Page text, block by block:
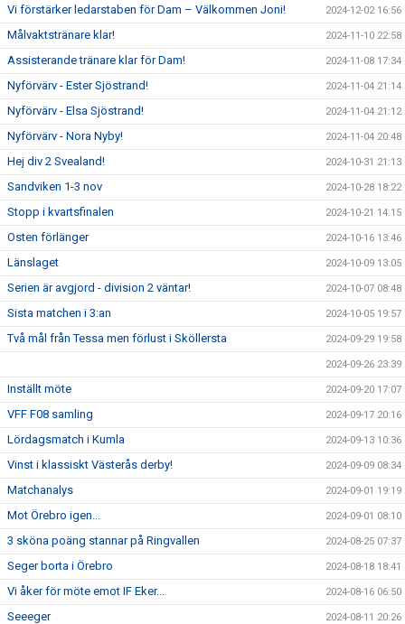
Vi förstärker ledarstaben för Dam – Välkommen Joni! 2024-12-02 16:56
Målvaktstränare klar! 2024-11-10 22:58
Assisterande tränare klar för Dam! 2024-11-08 17:34
Nyförvärv - Ester Sjöstrand! 2024-11-04 21:14
Nyförvärv - Elsa Sjöstrand! 2024-11-04 21:12
Nyförvärv - Nora Nyby! 2024-11-04 20:48
Hej div 2 Svealand! 2024-10-31 21:13
Sandviken 1-3 nov 2024-10-28 18:22
Stopp i kvartsfinalen 2024-10-21 14:15
Osten förlänger 2024-10-16 13:46
Länslaget 2024-10-09 13:05
Serien är avgjord - division 2 väntar! 2024-10-07 08:48
Sista matchen i 3:an 2024-10-05 19:57
Två mål från Tessa men förlust i Sköllersta 2024-09-29 19:58
2024-09-26 23:39
Inställt möte 2024-09-20 17:07
VFF F08 samling 2024-09-17 20:16
Lördagsmatch i Kumla 2024-09-13 10:36
Vinst i klassiskt Västerås derby! 2024-09-09 08:34
Matchanalys 2024-09-01 19:19
Mot Örebro igen... 2024-09-01 08:10
3 sköna poäng stannar på Ringvallen 2024-08-25 07:37
Seger borta i Örebro 2024-08-18 18:41
Vi åker för möte emot IF Eker... 2024-08-16 06:50
Seeeger 2024-08-11 20:26